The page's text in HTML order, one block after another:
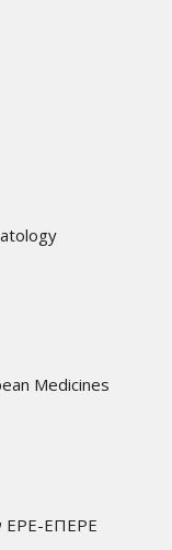
Medicines
ΕΡΕ-ΕΠΕΡΕ